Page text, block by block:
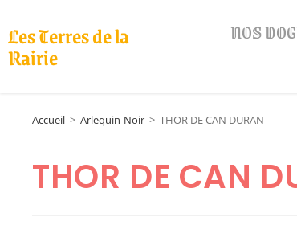
Les Terres de la
Rairie
NOS
Accueil > Arlequin-Noir > THOR DE CAN DURAN
THOR DE CAN